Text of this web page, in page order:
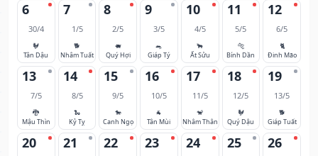
6
30/4
🐓
Tân Dậu
7
1/5
🐕
Nhâm Tuất
8
2/5
🐖
Quý Hợi
9
3/5
🐀
Giáp Tý
10
4/5
🐂
Ất Sửu
11
5/5
🐅
Bính Dần
12
6/5
🐈
Đinh Mão
13
7/5
🐉
Mậu Thìn
14
8/5
🐍
Kỷ Tỵ
15
9/5
🐎
Canh Ngọ
16
10/5
🐐
Tân Mùi
17
11/5
🐒
Nhâm Thân
18
12/5
🐓
Quý Dậu
19
13/5
🐕
Giáp Tuất
20 21 22 23 24 25 26